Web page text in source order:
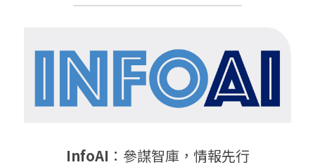
InfoAI ： 參謀智庫，情報先行